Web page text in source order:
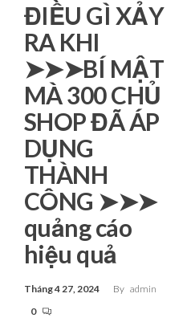
ĐIỀU GÌ XẢY
RA KHI
➤➤➤BÍ MẬT
MÀ 300 CHỦ
SHOP ĐÃ ÁP
DỤNG
THÀNH
CÔNG ➤➤➤
quảng cáo
hiệu quả
Tháng 4 27, 2024 By admin
0